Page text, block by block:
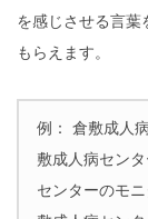
を感じさせる言葉
もらえます。
例： 倉敷成人
敷成人病セン
センターのモ